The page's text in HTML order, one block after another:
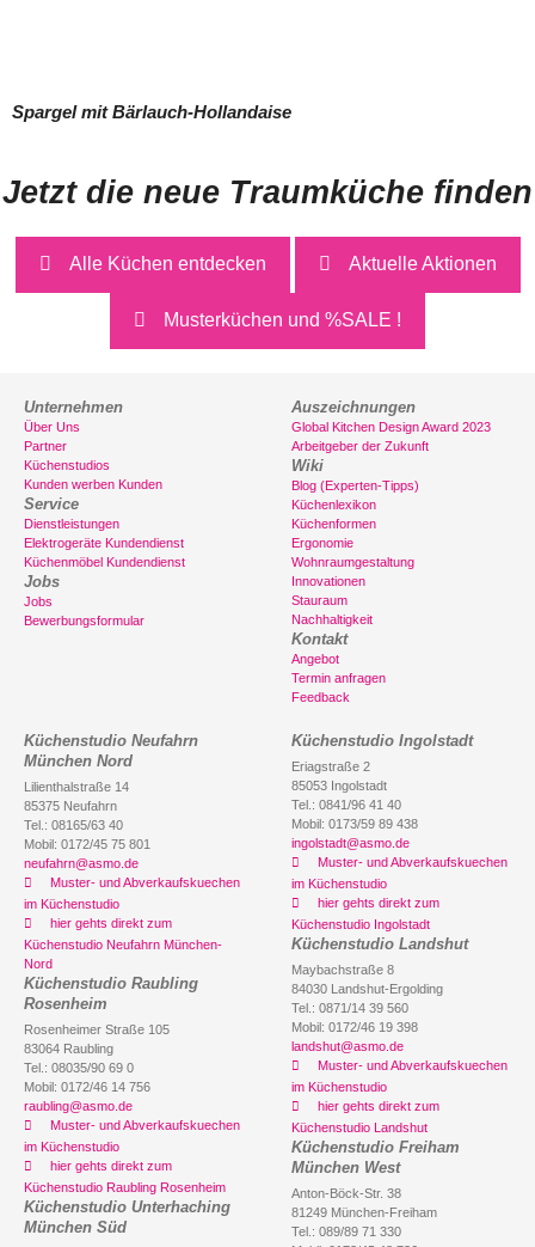
Spargel mit Bärlauch-Hollandaise
Jetzt die neue Traumküche finden
Alle Küchen entdecken Aktuelle Aktionen
Musterküchen und %SALE !
Unternehmen
Über Uns
Partner
Küchenstudios
Kunden werben Kunden
Service
Dienstleistungen
Elektrogeräte Kundendienst
Küchenmöbel Kundendienst
Jobs
Jobs
Bewerbungsformular
Auszeichnungen
Global Kitchen Design Award 2023
Arbeitgeber der Zukunft
Wiki
Blog (Experten-Tipps)
Küchenlexikon
Küchenformen
Ergonomie
Wohnraumgestaltung
Innovationen
Stauraum
Nachhaltigkeit
Kontakt
Angebot
Termin anfragen
Feedback
Küchenstudio Neufahrn
München Nord
Lilienthalstraße 14
85375 Neufahrn
Tel.: 08165/63 40
Mobil: 0172/45 75 801
neufahrn@asmo.de
Muster- und Abverkaufskuechen
im Küchenstudio
hier gehts direkt zum
Küchenstudio Neufahrn München-
Nord
Küchenstudio Raubling
Rosenheim
Rosenheimer Straße 105
83064 Raubling
Tel.: 08035/90 69 0
Mobil: 0172/46 14 756
raubling@asmo.de
Muster- und Abverkaufskuechen
im Küchenstudio
hier gehts direkt zum
Küchenstudio Raubling Rosenheim
Küchenstudio Unterhaching
München Süd
Küchenstudio Ingolstadt
Eriagstraße 2
85053 Ingolstadt
Tel.: 0841/96 41 40
Mobil: 0173/59 89 438
ingolstadt@asmo.de
Muster- und Abverkaufskuechen
im Küchenstudio
hier gehts direkt zum
Küchenstudio Ingolstadt
Küchenstudio Landshut
Maybachstraße 8
84030 Landshut-Ergolding
Tel.: 0871/14 39 560
Mobil: 0172/46 19 398
landshut@asmo.de
Muster- und Abverkaufskuechen
im Küchenstudio
hier gehts direkt zum
Küchenstudio Landshut
Küchenstudio Freiham
München West
Anton-Böck-Str. 38
81249 München-Freiham
Tel.: 089/89 71 330